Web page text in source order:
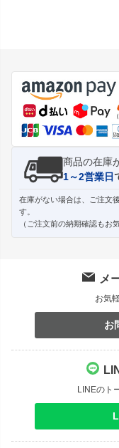
商品の在庫
1～2営業日
在庫がない場合は、ご注文
す。
（ご注文前の納期確認もお
メ
お気
お
LINEのト